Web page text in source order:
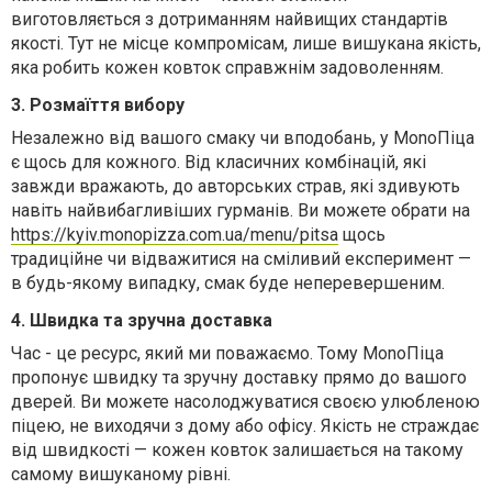
виготовляється з дотриманням найвищих стандартів
якості. Тут не місце компромісам, лише вишукана якість,
яка робить кожен ковток справжнім задоволенням.
3. Розмаїття вибору
Незалежно від вашого смаку чи вподобань, у MonoПіца
є щось для кожного. Від класичних комбінацій, які
завжди вражають, до авторських страв, які здивують
навіть найвибагливіших гурманів. Ви можете обрати на
https://kyiv.monopizza.com.ua/menu/pitsa щось
традиційне чи відважитися на сміливий експеримент —
в будь-якому випадку, смак буде неперевершеним.
4. Швидка та зручна доставка
Час - це ресурс, який ми поважаємо. Тому MonoПіца
пропонує швидку та зручну доставку прямо до вашого
дверей. Ви можете насолоджуватися своєю улюбленою
піцею, не виходячи з дому або офісу. Якість не страждає
від швидкості — кожен ковток залишається на такому
самому вишуканому рівні.